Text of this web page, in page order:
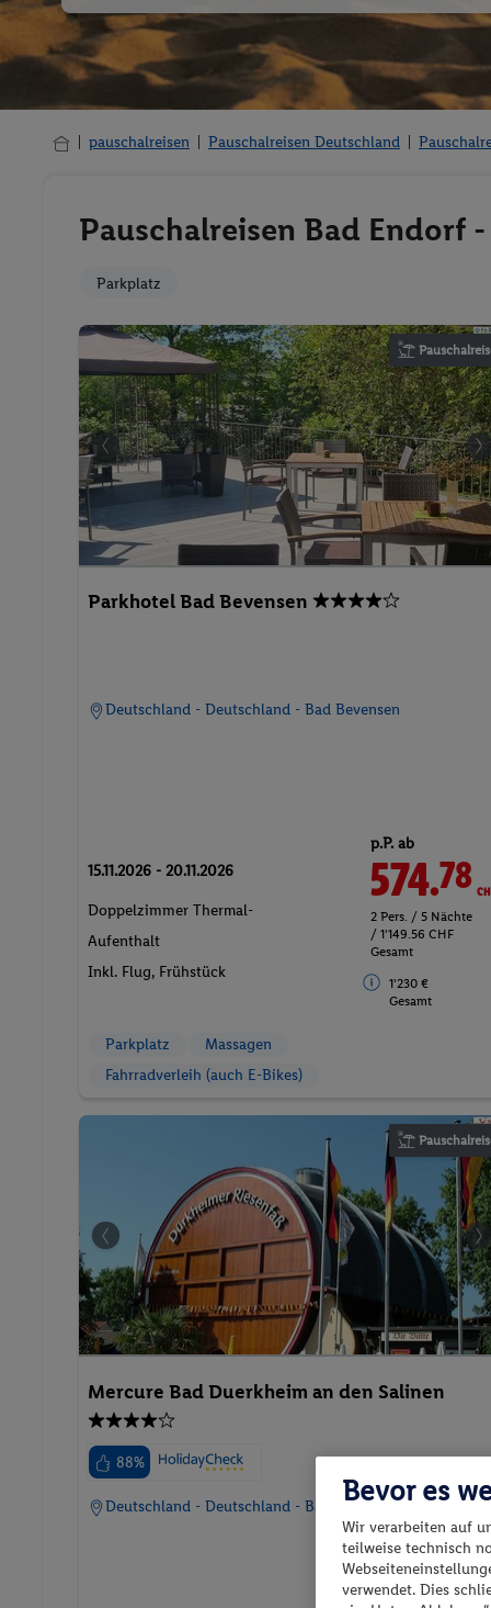
pauschalreisen Pauschalreisen Deutschland
Pauschalreisen Bad Endorf
Parkplatz
Parkhotel Bad Bevensen
Deutschland - Deutschland - Bad Bevensen
15.11.2026 - 20.11.2026
Doppelzimmer Thermal-
Aufenthalt
Inkl. Flug, Frühstück
p.P. ab
574.78
2 Pers. / 5 Nächte
/ 1'149.56 CHF
Gesamt
1'230 €
Gesamt
Parkplatz
Massagen
Fahrradverleih (auch E-Bikes)
Mercure Bad Duerkheim an den Salinen
88%
Deutschland - Deutschland - Bad DürkheimBevor es
Wir verarbeiten auf
teilweise technisch
verwendet. Dies